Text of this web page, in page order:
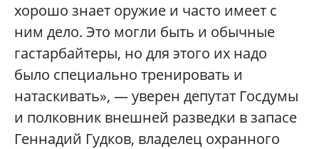
хорошо знает оружие и часто имеет с
ним дело. Это могли быть и обычные
гастарбайтеры, но для этого их надо
было специально тренировать и
натаскивать», — уверен депутат Госдумы
и полковник внешней разведки в запасе
Геннадий Гудков, владелец охранного